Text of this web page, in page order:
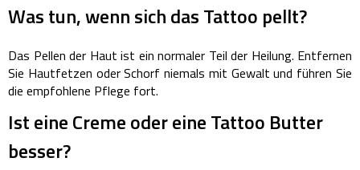
Was tun, wenn sich das Tattoo pellt?
Das Pellen der Haut ist ein normaler Teil der Heilung. Entfernen
Sie Hautfetzen oder Schorf niemals mit Gewalt und führen Sie
die empfohlene Pflege fort.
Ist eine Creme oder eine Tattoo Butter
besser?